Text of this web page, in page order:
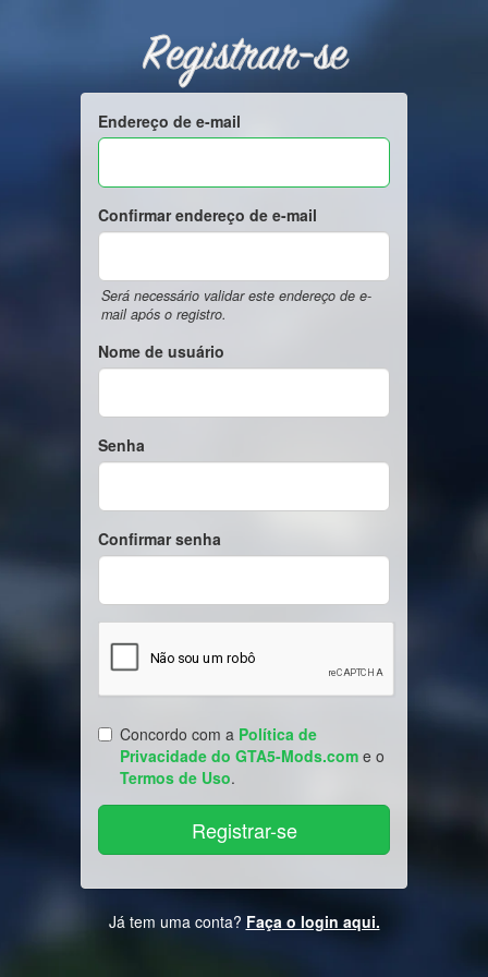
Registrar-se
Endereço de e-mail
Confirmar endereço de e-mail
Será necessário validar este endereço de e-
mail após o registro.
Nome de usuário
Senha
Confirmar senha
Concordo com a Política de
Privacidade do GTA5-Mods.com e o
Termos de Uso.
Já tem uma conta? Faça o login aqui.